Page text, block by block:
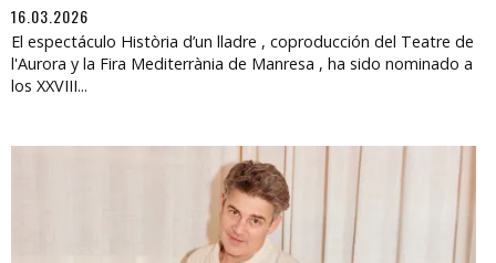
16.03.2026
El espectáculo Història d’un lladre , coproducción del Teatre de
l'Aurora y la Fira Mediterrània de Manresa , ha sido nominado a
los XXVIII...